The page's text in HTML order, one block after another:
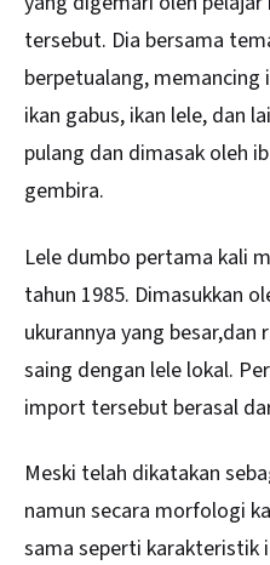
tersebut. Dia bersama
berpetualang, memancing
ikan gabus, ikan lele, dan
pulang dan dimasak oleh
gembira.
Lele dumbo pertama kali
tahun 1985. Dimasukkan
ukurannya yang besar,dan
saing dengan lele lokal.
import tersebut berasal
Meski telah dikatakan
namun secara morfologi
sama seperti karakteristik